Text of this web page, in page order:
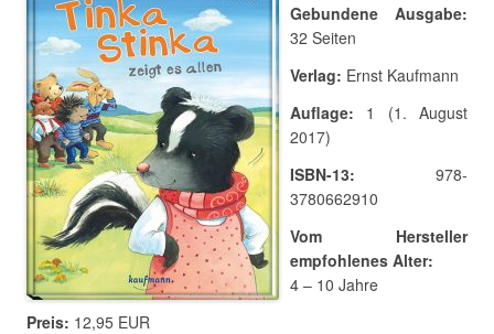
Gebundene Ausgabe:
32 Seiten
Verlag: Ernst Kaufmann
Auflage: 1 (1. August
2017)
ISBN-13: 978-
3780662910
Vom Hersteller
empfohlenes Alter:
4 – 10 Jahre
Preis: 12,95 EUR